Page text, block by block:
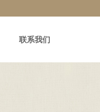
联系我们